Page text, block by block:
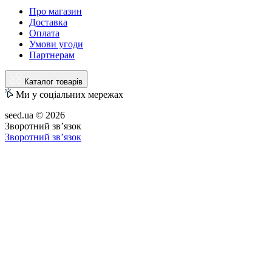
Про магазин
Доставка
Оплата
Умови угоди
Партнерам
Каталог товарів
Ми у соціальних мережах
seed.ua © 2026
Зворотний зв’язок
Зворотний зв’язок